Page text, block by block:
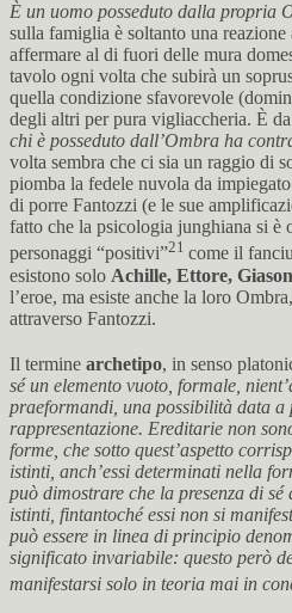
È un uomo posseduto dalla propria
sulla famiglia è soltanto una
affermare al di fuori delle mura
tavolo ogni volta che subirà un
quella condizione sfavorevole
degli altri per pura vigliaccheria. È da
chi è posseduto dall’Ombra ha
volta sembra che ci sia un raggio di
piomba la fedele nuvola da
di porre Fantozzi (e le sue
fatto che la psicologia junghiana si è
personaggi “positivi”21 come il
esistono solo Achille, Ettore,
l’eroe, ma esiste anche la loro
attraverso Fantozzi.
Il termine archetipo, in senso
sé un elemento vuoto, formale,
praeformandi, una possibilità data
rappresentazione. Ereditarie non
forme, che sotto quest’aspetto
istinti, anch’essi determinati nella
può dimostrare che la presenza di
istinti, fintantoché essi non si
può essere in linea di principio
significato invariabile: questo però
manifestarsi solo in teoria mai in